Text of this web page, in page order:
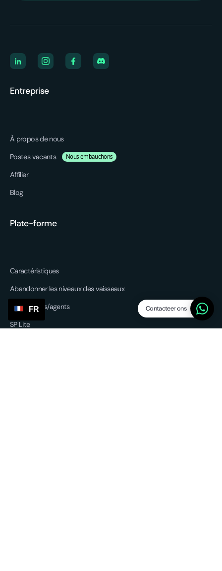
Contacteer ons
Entreprise
À propos de nous
Postes vacants
Nous embauchons
Affilier
Blog
Plate-forme
Caractéristiques
Abandonner les niveaux des vaisseaux
Fournisseurs/agents
SP Lite
FR